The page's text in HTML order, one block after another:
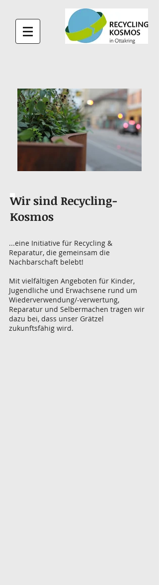
Wir sind Recycling-
Kosmos
...eine Initiative für Recycling &
Reparatur, die gemeinsam die
Nachbarschaft belebt!
Mit vielfältigen Angeboten für Kinder,
Jugendliche und Erwachsene rund um
Wiederverwendung/-verwertung,
Reparatur und Selbermachen tragen wir
dazu bei, dass unser Grätzel
zukunftsfähig wird.